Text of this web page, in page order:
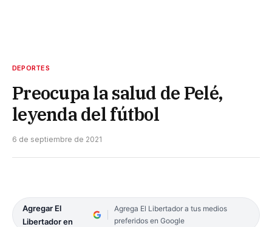
DEPORTES
Preocupa la salud de Pelé,
leyenda del fútbol
6 de septiembre de 2021
Agregar El
Libertador en
Agrega El Libertador a tus medios
preferidos en Google